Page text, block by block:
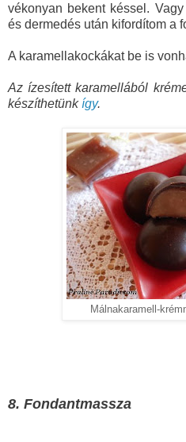
vékonyan bekent késsel.
és dermedés után kifordítom a
A karamellakockákat be is
Az ízesített karamellából
készíthetünk így.
Málnakaramell-
8. Fondantmassza